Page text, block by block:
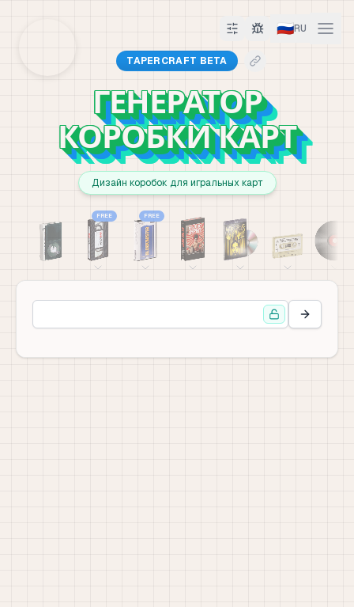
🇷🇺RU
TAPERCRAFT BETA
ГЕНЕРАТОР
КОРОБКИ КАРТ
Дизайн коробок для игральных карт
FREE FREE